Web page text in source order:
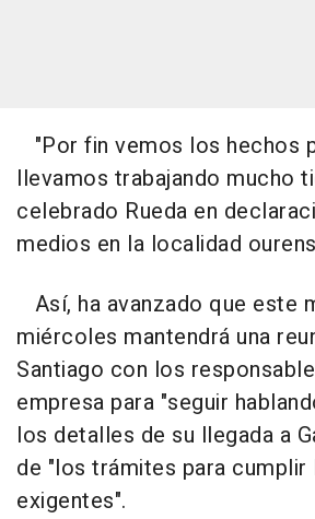
"Por fin vemos los hechos
llevamos trabajando mucho
celebrado Rueda en
medios en la localidad
Así, ha avanzado que este
miércoles mantendrá una
Santiago con los
empresa para "seguir
los detalles de su llegada a
de "los trámites para
exigentes".